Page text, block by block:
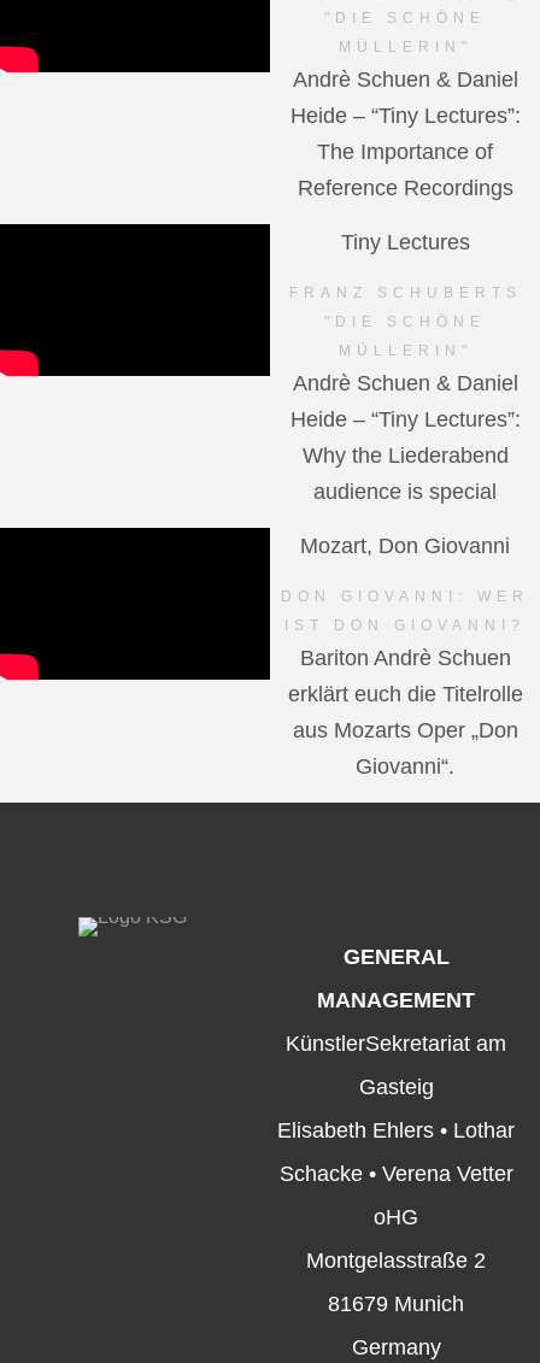
"DIE SCHÖNE
MÜLLERIN"
Andrè Schuen & Daniel
Heide – “Tiny Lectures”:
The Importance of
Reference Recordings
Tiny Lectures
FRANZ SCHUBERTS
"DIE SCHÖNE
MÜLLERIN"
Andrè Schuen & Daniel
Heide – “Tiny Lectures”:
Why the Liederabend
audience is special
Mozart, Don Giovanni
DON GIOVANNI: WER
IST DON GIOVANNI?
Bariton Andrè Schuen
erklärt euch die Titelrolle
aus Mozarts Oper „Don
Giovanni“.
GENERAL
MANAGEMENT
KünstlerSekretariat am
Gasteig
Elisabeth Ehlers • Lothar
Schacke • Verena Vetter
oHG
Montgelasstraße 2
81679 Munich
Germany